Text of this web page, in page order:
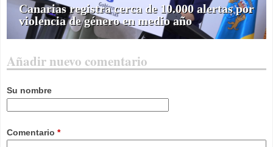
Canarias registra cerca de 10.000 alertas por
violencia de género en medio año
Añadir nuevo comentario
Su nombre
Comentario *